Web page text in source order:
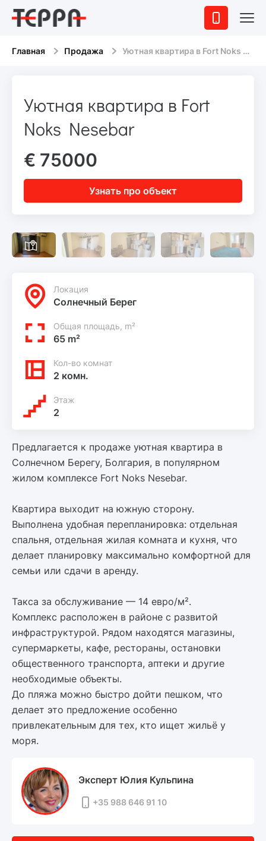
Главная Продажа Уютная квартира в Fort Noks Nesebar
Уютная квартира в Fort
Noks Nesebar
€ 75000
Узнать про объект
Локация
Солнечный Берег
Общая площадь, m²
65 m²
Кол-во комнат
2 комн.
Этаж
2
Предлагается к продаже уютная квартира в
Солнечном Берегу, Болгария, в популярном
жилом комплексе Fort Noks Nesebar.
Квартира выходит на южную сторону.
Выполнена удобная перепланировка: отдельная
спальня, отдельная жилая комната и кухня, что
делает планировку максимально комфортной для
семьи или сдачи в аренду.
Такса за обслуживание — 14 евро/м².
Комплекс расположен в районе с развитой
инфраструктурой. Рядом находятся магазины,
супермаркеты, кафе, рестораны, остановки
общественного транспорта, аптеки и другие
необходимые объекты.
До пляжа можно быстро дойти пешком, что
делает это предложение особенно
привлекательным для тех, кто ищет жильё у
моря.
Эксперт Юлия Кульпина
+35 988 646 91 10